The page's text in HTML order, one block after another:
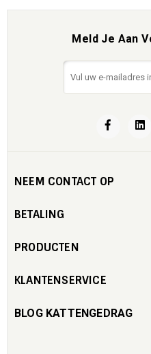
Meld Je Aan
NEEM CONTACT OP
BETALING
PRODUCTEN
KLANTENSERVICE
BLOG KATTENGEDRAG